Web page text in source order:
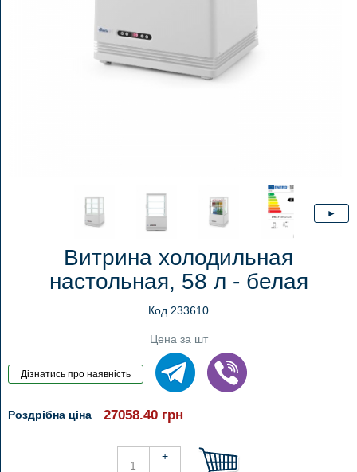
Витрина холодильная
настольная, 58 л - белая
Код 233610
Цена за шт
Роздрібна ціна 27058.40 грн